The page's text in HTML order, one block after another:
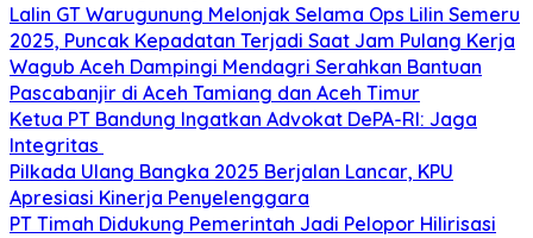
Lalin GT Warugunung Melonjak Selama Ops Lilin Semeru
2025, Puncak Kepadatan Terjadi Saat Jam Pulang Kerja
Wagub Aceh Dampingi Mendagri Serahkan Bantuan
Pascabanjir di Aceh Tamiang dan Aceh Timur
Ketua PT Bandung Ingatkan Advokat DePA-RI: Jaga
Integritas
Pilkada Ulang Bangka 2025 Berjalan Lancar, KPU
Apresiasi Kinerja Penyelenggara
PT Timah Didukung Pemerintah Jadi Pelopor Hilirisasi